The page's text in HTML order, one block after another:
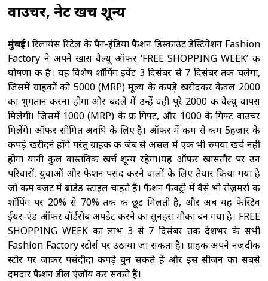
वाउचर, नेट खर्च शून्य
मुंबई। रिलायंस रिटेल के पैन-इंडिया फैशन डिस्काउंट डेस्टिनेशन Fashion
Factory ने अपने खास वैल्यू ऑफर ‘FREE SHOPPING WEEK’ की
घोषणा की है। यह विशेष शॉपिंग इवेंट 3 दिसंबर से 7 दिसंबर तक चलेगा,
जिसमें ग्राहकों को ₹5000 (MRP) मूल्य के कपड़े खरीदकर केवल ₹2000
का भुगतान करना होगा और बदले में उन्हें वही पूरे ₹2000 की वैल्यू वापस
मिलेगी। जिसमें ₹1000 (MRP) के फ्री गिफ्ट, और ₹1000 के गिफ्ट वाउचर
मिलेंगे। ऑफर सीमित अवधि के लिए है। ऑफर में कम से कम 5हजार के
कपड़े खरीदने होंगे परंतु ग्राहक की जेब से असल में एक भी रुपया खर्च नहीं
होगा यानी कुल वास्तविक खर्च शून्य रहेगा।यह ऑफर खासतौर पर उन
परिवारों, युवाओं और फैशन पसंद करने वालों के लिए तैयार किया गया है
जो कम बजट में ब्रांडेड स्टाइल चाहते हैं। फैशन फैक्ट्री में वैसे भी रोज़मर्रा की
शॉपिंग पर 20% से 70% तक की छूट मिलती है, और अब यह फेस्टिव
ईयर-एंड ऑफर वॉर्डरोब अपडेट करने का सुनहरा मौका बन गया है। FREE
SHOPPING WEEK का लाभ 3 से 7 दिसंबर तक देशभर के सभी
Fashion Factory स्टोर्स पर उठाया जा सकता है। ग्राहक अपने नजदीकी
स्टोर पर जाकर पसंदीदा कपड़े चुन सकते हैं और इस सीजन का सबसे
दमदार फैशन डील एंजॉय कर सकते हैं।